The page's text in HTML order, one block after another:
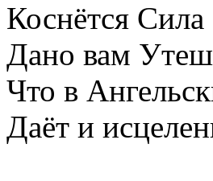
Коснётся
Дано вам
Что в
Даёт и